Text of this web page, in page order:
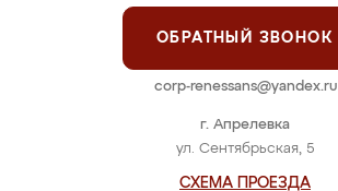
г. Апрелевка
ул. Сентябрьская, 5
СХЕМА ПРОЕЗДА
ОБРАТНЫЙ ЗВОНОК
corp-renessans@yandex.ru